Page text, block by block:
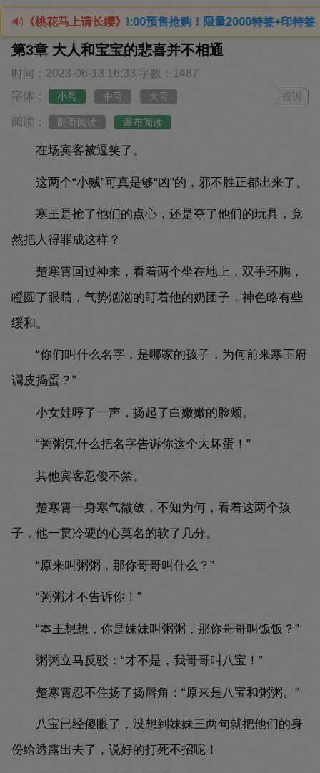
🔊 《桃花马上请长缨》
预售抢购！限量2000特签+印特签（四款印特随机发货
第3章 大人和宝宝的悲喜并不相通
时间：2023-06-13 16:33 字数：1487
字体：
小号 中号 大号 投诉
阅读： 翻页阅读 瀑布阅读
在场宾客被逗笑了。
这两个“小贼”可真是够“凶”的，邪不胜正都出来了。
寒王是抢了他们的点心，还是夺了他们的玩具，竟
然把人得罪成这样？
楚寒霄回过神来，看着两个坐在地上，双手环胸，
瞪圆了眼睛，气势汹汹的盯着他的奶团子，神色略有些
缓和。
“你们叫什么名字，是哪家的孩子，为何前来寒王府
调皮捣蛋？”
小女娃哼了一声，扬起了白嫩嫩的脸颊。
“粥粥凭什么把名字告诉你这个大坏蛋！”
其他宾客忍俊不禁。
楚寒霄一身寒气微敛，不知为何，看着这两个孩
子，他一贯冷硬的心莫名的软了几分。
“原来叫粥粥，那你哥哥叫什么？”
“粥粥才不告诉你！”
“本王想想，你是妹妹叫粥粥，那你哥哥叫饭饭？”
粥粥立马反驳：“才不是，我哥哥叫八宝！”
楚寒霄忍不住扬了扬唇角：“原来是八宝和粥粥。”
八宝已经傻眼了，没想到妹妹三两句就把他们的身
份给透露出去了，说好的打死不招呢！